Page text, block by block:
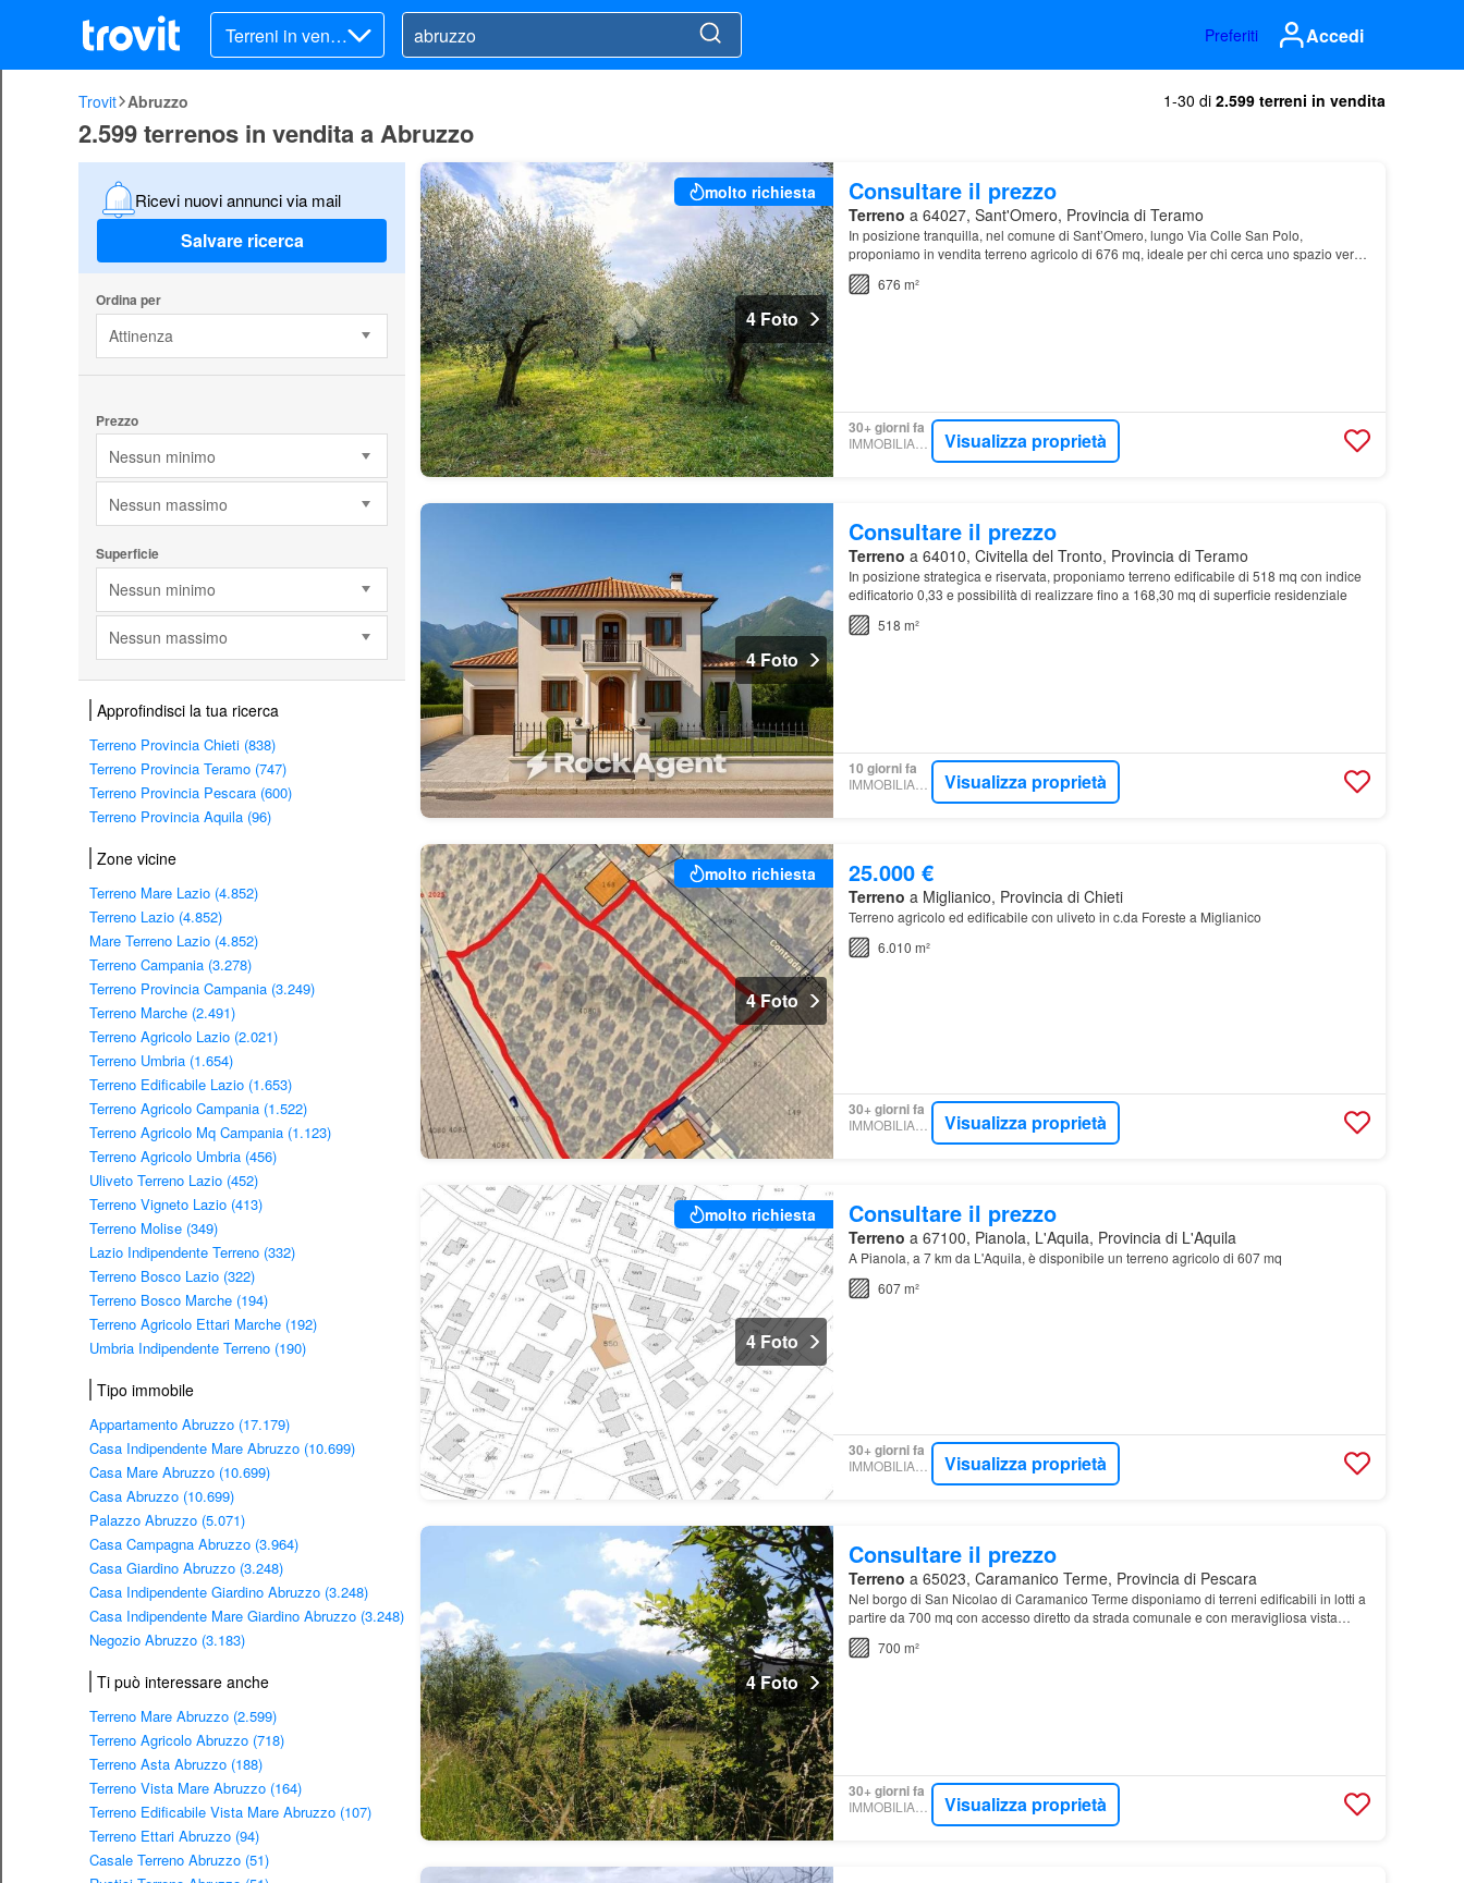
Terreni in vendi
ta
Preferiti Accedi
Trovit Abruzzo 1-30 di 2.599 terreni in vendita
2.599 terrenos in vendita a Abruzzo
Ricevi nuovi annunci via mail
Salvare ricerca
Ordina per
Attinenza
Prezzo
Nessun minimo
Nessun massimo
Superficie
Nessun minimo
Nessun massimo
Approfindisci la tua ricerca
Terreno Provincia Chieti (838)
Terreno Provincia Teramo (747)
Terreno Provincia Pescara (600)
Terreno Provincia Aquila (96)
Zone vicine
Terreno Mare Lazio (4.852)
Terreno Lazio (4.852)
Mare Terreno Lazio (4.852)
Terreno Campania (3.278)
Terreno Provincia Campania (3.249)
Terreno Marche (2.491)
Terreno Agricolo Lazio (2.021)
Terreno Umbria (1.654)
Terreno Edificabile Lazio (1.653)
Terreno Agricolo Campania (1.522)
Terreno Agricolo Mq Campania (1.123)
Terreno Agricolo Umbria (456)
Uliveto Terreno Lazio (452)
Terreno Vigneto Lazio (413)
Terreno Molise (349)
Lazio Indipendente Terreno (332)
Terreno Bosco Lazio (322)
Terreno Bosco Marche (194)
Terreno Agricolo Ettari Marche (192)
Umbria Indipendente Terreno (190)
Tipo immobile
Appartamento Abruzzo (17.179)
Casa Indipendente Mare Abruzzo (10.699)
Casa Mare Abruzzo (10.699)
Casa Abruzzo (10.699)
Palazzo Abruzzo (5.071)
Casa Campagna Abruzzo (3.964)
Casa Giardino Abruzzo (3.248)
Casa Indipendente Giardino Abruzzo (3.248)
Casa Indipendente Mare Giardino Abruzzo (3.248)
Negozio Abruzzo (3.183)
Ti può interessare anche
Terreno Mare Abruzzo (2.599)
Terreno Agricolo Abruzzo (718)
Terreno Asta Abruzzo (188)
Terreno Vista Mare Abruzzo (164)
Terreno Edificabile Vista Mare Abruzzo (107)
Terreno Ettari Abruzzo (94)
Casale Terreno Abruzzo (51)
molto richiesta
4 Foto
Consultare il prezzo
Terreno a 64027, Sant'Omero, Provincia di Teramo
In posizione tranquilla, nel comune di Sant’Omero, lungo Via Colle San Polo,
proponiamo in vendita terreno agricolo di 676 mq, ideale per chi cerca uno spazio verde
da coltivare o per il tempo libero
676 m²
30+ giorni fa
IMMOBILIARE.IT Visualizza proprietà
4 Foto
Consultare il prezzo
Terreno a 64010, Civitella del Tronto, Provincia di Teramo
In posizione strategica e riservata, proponiamo terreno edificabile di 518 mq con indice
edificatorio 0,33 e possibilità di realizzare fino a 168,30 mq di superficie residenziale
518 m²
10 giorni fa
IMMOBILIARE.IT Visualizza proprietà
molto richiesta
4 Foto
25.000 €
Terreno a Miglianico, Provincia di Chieti
Terreno agricolo ed edificabile con uliveto in c.da Foreste a Miglianico
6.010 m²
30+ giorni fa
IMMOBILIARE.IT Visualizza proprietà
molto richiesta
4 Foto
Consultare il prezzo
Terreno a 67100, Pianola, L'Aquila, Provincia di L'Aquila
A Pianola, a 7 km da L'Aquila, è disponibile un terreno agricolo di 607 mq
607 m²
30+ giorni fa
IMMOBILIARE.IT Visualizza proprietà
4 Foto
Consultare il prezzo
Terreno a 65023, Caramanico Terme, Provincia di Pescara
Nel borgo di San Nicolao di Caramanico Terme disponiamo di terreni edificabili in lotti a
partire da 700 mq con accesso diretto da strada comunale e con meravigliosa vista
panoramica, immerso nel Par
700 m²
30+ giorni fa
IMMOBILIARE.IT Visualizza proprietà